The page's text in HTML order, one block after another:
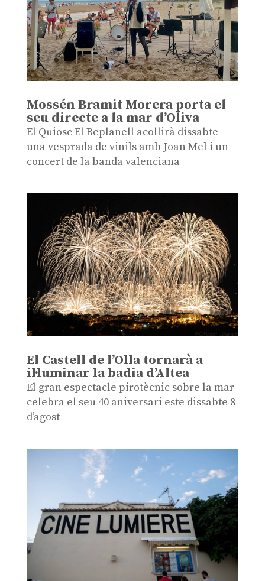
Mossén Bramit Morera porta el
seu directe a la mar d’Oliva
El Quiosc El Replanell acollirà dissabte
una vesprada de vinils amb Joan Mel i un
concert de la banda valenciana
El Castell de l’Olla tornarà a
il·luminar la badia d’Altea
El gran espectacle pirotècnic sobre la mar
celebra el seu 40 aniversari este dissabte 8
d’agost